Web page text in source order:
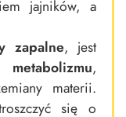
jajników, a
zapalne, jest
metabolizmu,
materii.
się o